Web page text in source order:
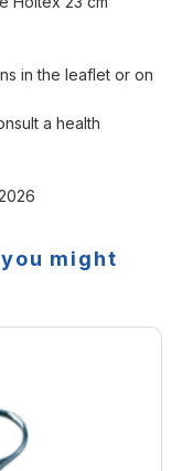
in the leaflet or on
a health
might